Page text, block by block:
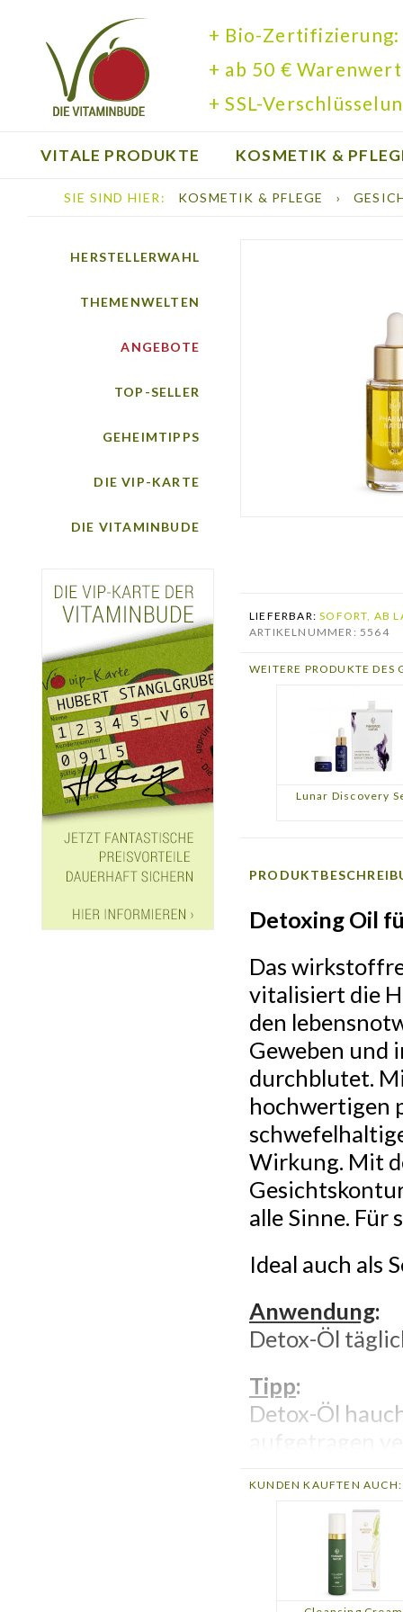
+ Bio-Zertifizierung:
+ ab 50 €
+ SSL-
VITALE PRODUKTE KOSMETIK &
BÜCHER
SIE SIND HIER: KOSMETIK & PFLEGE ›
HERSTELLERWAHL
THEMENWELTEN
ANGEBOTE
TOP-SELLER
GEHEIMTIPPS
DIE VIP-KARTE
DIE VITAMINBUDE
LIEFERBAR:SOFORT, AB
ARTIKELNUMMER: 5564
WEITERE PRODUKTE DES
Lunar Discovery
Detoxing Oil
Das
vitalisiert die
den
Geweben und
durchblutet.
hochwertigen
Wirkung. Mit
alle Sinne. Für
Ideal auch als
Anwendung:
Detox-Öl
Tipp:
Detox-Öl
aufgetragen
Inhaltsstoffe:
Sesamum
Leaf/Nut/
Nobilis Oil*,
Limonum
KUNDEN KAUFTEN AUCH: